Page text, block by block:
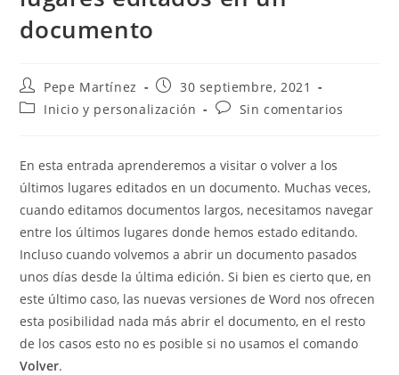
documento
Autor
de
la
Pepe Martínez
Publicación
la
30 septiembre, 2021
Categoría
entrada:
Inicio y personalización
Comentarios
entrada:
Sin comentarios
En esta entrada aprenderemos a visitar o volver a los
últimos lugares editados en un documento. Muchas veces,
cuando editamos documentos largos, necesitamos navegar
entre los últimos lugares donde hemos estado editando.
Incluso cuando volvemos a abrir un documento pasados
unos días desde la última edición. Si bien es cierto que, en
este último caso, las nuevas versiones de Word nos ofrecen
esta posibilidad nada más abrir el documento, en el resto
de los casos esto no es posible si no usamos el comando
Volver.